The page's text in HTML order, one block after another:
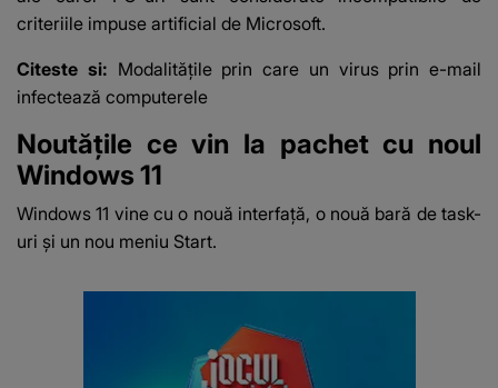
criteriile impuse artificial de Microsoft.
Citeste si: Modalitățile prin care un virus prin e-mail
infectează computerele
Noutățile ce vin la pachet cu noul
Windows 11
Windows 11 vine cu o nouă interfață, o nouă bară de task-
uri şi un nou meniu Start.